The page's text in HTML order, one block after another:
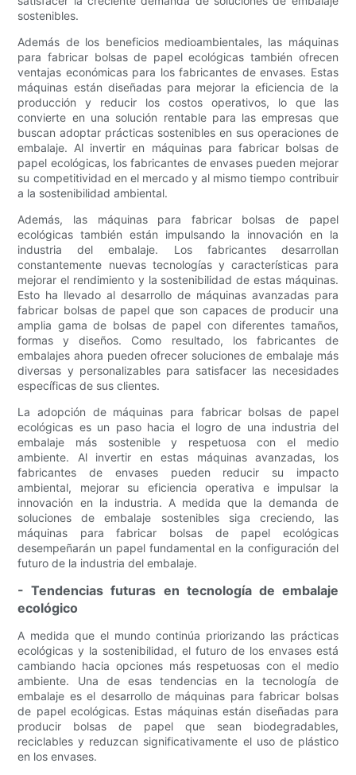
sostenibles.
Además de los beneficios medioambientales, las máquinas
para fabricar bolsas de papel ecológicas también ofrecen
ventajas económicas para los fabricantes de envases. Estas
máquinas están diseñadas para mejorar la eficiencia de la
producción y reducir los costos operativos, lo que las
convierte en una solución rentable para las empresas que
buscan adoptar prácticas sostenibles en sus operaciones de
embalaje. Al invertir en máquinas para fabricar bolsas de
papel ecológicas, los fabricantes de envases pueden mejorar
su competitividad en el mercado y al mismo tiempo contribuir
a la sostenibilidad ambiental.
Además, las máquinas para fabricar bolsas de papel
ecológicas también están impulsando la innovación en la
industria del embalaje. Los fabricantes desarrollan
constantemente nuevas tecnologías y características para
mejorar el rendimiento y la sostenibilidad de estas máquinas.
Esto ha llevado al desarrollo de máquinas avanzadas para
fabricar bolsas de papel que son capaces de producir una
amplia gama de bolsas de papel con diferentes tamaños,
formas y diseños. Como resultado, los fabricantes de
embalajes ahora pueden ofrecer soluciones de embalaje más
diversas y personalizables para satisfacer las necesidades
específicas de sus clientes.
La adopción de máquinas para fabricar bolsas de papel
ecológicas es un paso hacia el logro de una industria del
embalaje más sostenible y respetuosa con el medio
ambiente. Al invertir en estas máquinas avanzadas, los
fabricantes de envases pueden reducir su impacto
ambiental, mejorar su eficiencia operativa e impulsar la
innovación en la industria. A medida que la demanda de
soluciones de embalaje sostenibles siga creciendo, las
máquinas para fabricar bolsas de papel ecológicas
desempeñarán un papel fundamental en la configuración del
futuro de la industria del embalaje.
- Tendencias futuras en tecnología de embalaje
ecológico
A medida que el mundo continúa priorizando las prácticas
ecológicas y la sostenibilidad, el futuro de los envases está
cambiando hacia opciones más respetuosas con el medio
ambiente. Una de esas tendencias en la tecnología de
embalaje es el desarrollo de máquinas para fabricar bolsas
de papel ecológicas. Estas máquinas están diseñadas para
producir bolsas de papel que sean biodegradables,
reciclables y reduzcan significativamente el uso de plástico
en los envases.